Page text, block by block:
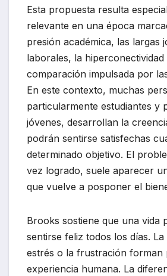
Esta propuesta resulta
relevante en una época
presión académica, las largas
laborales, la
comparación impulsada por
En este contexto, muchas
particularmente estudiantes y
jóvenes, desarrollan la
podrán sentirse satisfechas
determinado objetivo. El
vez logrado, suele aparecer
que vuelve a posponer el
Brooks sostiene que una vida
sentirse feliz todos los días.
estrés o la frustración forman
experiencia humana. La